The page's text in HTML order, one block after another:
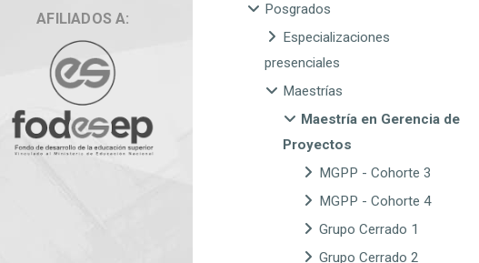
Posgrados
Especializaciones
presenciales
Maestrías
Maestría en Gerencia de
Proyectos
MGPP - Cohorte 3
MGPP - Cohorte 4
Grupo Cerrado 1
Grupo Cerrado 2
AFILIADOS A: